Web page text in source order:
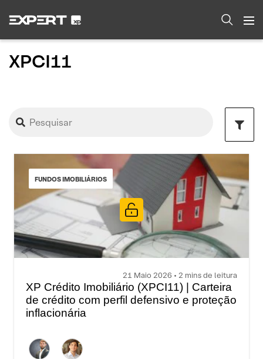
XPCI11
FUNDOS IMOBILIÁRIOS
21 Maio 2026 • 2 mins de leitura
XP Crédito Imobiliário (XPCI11) | Carteira
de crédito com perfil defensivo e proteção
inflacionária